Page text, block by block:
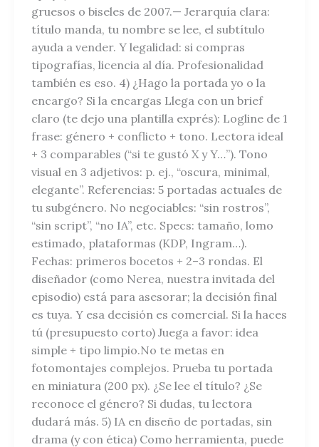
gruesos o biseles de 2007.— Jerarquía clara:
título manda, tu nombre se lee, el subtítulo
ayuda a vender. Y legalidad: si compras
tipografías, licencia al día. Profesionalidad
también es eso. 4) ¿Hago la portada yo o la
encargo? Si la encargas Llega con un brief
claro (te dejo una plantilla exprés): Logline de 1
frase: género + conflicto + tono. Lectora ideal
+ 3 comparables (“si te gustó X y Y…”). Tono
visual en 3 adjetivos: p. ej., “oscura, minimal,
elegante”. Referencias: 5 portadas actuales de
tu subgénero. No negociables: “sin rostros”,
“sin script”, “no IA”, etc. Specs: tamaño, lomo
estimado, plataformas (KDP, Ingram…).
Fechas: primeros bocetos + 2–3 rondas. El
diseñador (como Nerea, nuestra invitada del
episodio) está para asesorar; la decisión final
es tuya. Y esa decisión es comercial. Si la haces
tú (presupuesto corto) Juega a favor: idea
simple + tipo limpio.No te metas en
fotomontajes complejos. Prueba tu portada
en miniatura (200 px). ¿Se lee el título? ¿Se
reconoce el género? Si dudas, tu lectora
dudará más. 5) IA en diseño de portadas, sin
drama (y con ética) Como herramienta, puede